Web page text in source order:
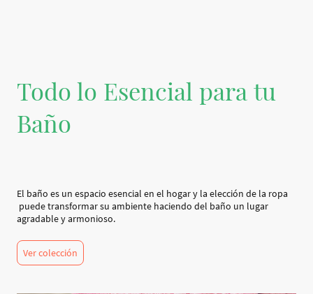
Todo lo Esencial para tu
Baño
El baño es un espacio esencial en el hogar y la elección de la ropa
puede transformar su ambiente haciendo del baño un lugar
agradable y armonioso.
Ver colección